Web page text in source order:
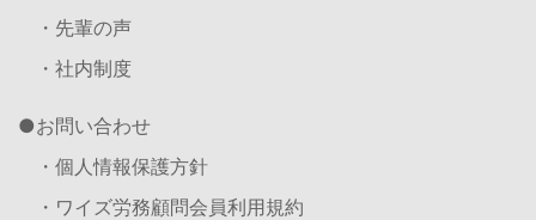
・先輩の声
・社内制度
お問い合わせ
・個人情報保護方針
・ワイズ労務顧問会員利用規約